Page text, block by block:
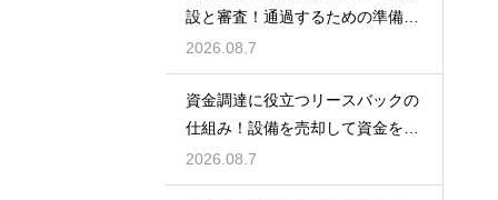
設と審査！通過するための準備と
ポイント
2026.08.7
資金調達に役立つリースバックの
仕組み！設備を売却して資金を得
る方法
2026.08.7